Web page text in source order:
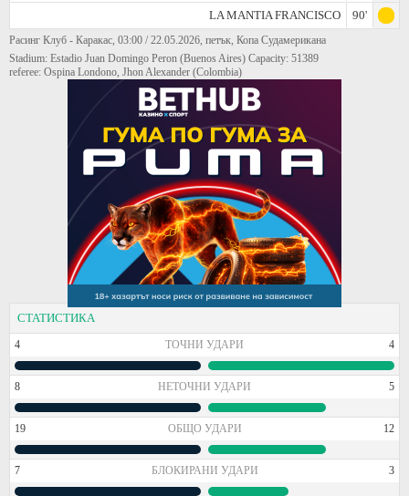
LA MANTIA FRANCISCO
90'
Расинг Клуб - Каракас, 03:00 / 22.05.2026, петък, Копа Судамерикана
Stadium: Estadio Juan Domingo Peron (Buenos Aires) Capacity: 51389
referee: Ospina Londono, Jhon Alexander (Colombia)
СТАТИСТИКА
4 ТОЧНИ УДАРИ 4
8 НЕТОЧНИ УДАРИ 5
19 ОБЩО УДАРИ 12
7 БЛОКИРАНИ УДАРИ 3